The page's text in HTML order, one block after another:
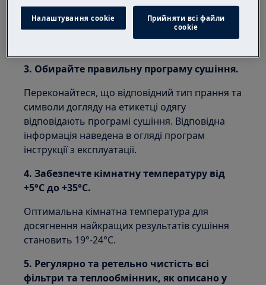
завантаження.
ПРИМІТКА. Інформація про відповідну кількість
3. Обирайте правильну програму сушіння.
Переконайтеся, що відповідний тип прання та
символи догляду на етикетці одягу
відповідають програмі сушіння. Відповідна
інформація наведена в огляді програм
інструкції з експлуатації.
4. Забезпечте кімнатну температуру від
+5°C до +35°C.
Оптимальна кімнатна температура для
досягнення найкращих результатів сушіння
становить 19°-24°C.
5. Регулярно та ретельно чистість всі
фільтри та теплообмінник, як описано у
Налаштування cookie
Прийняти всі файли
сookie